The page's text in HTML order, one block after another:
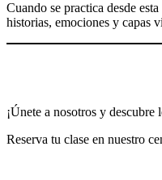
Cuando se practica desde
historias, emociones y capas
¡Únete a nosotros y
Reserva tu clase en nuestro